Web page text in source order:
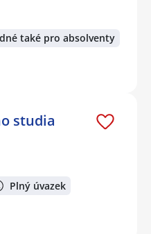
také pro absolventy
studia
Plný úvazek